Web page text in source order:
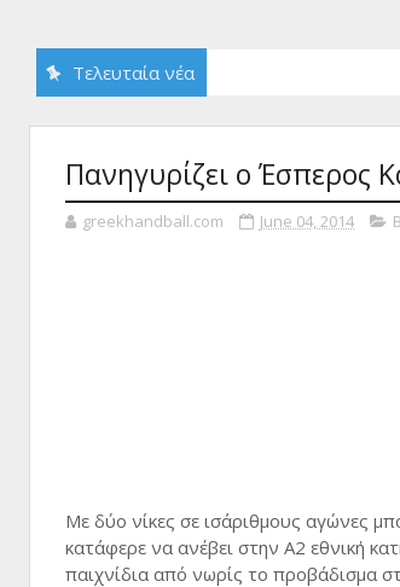
Τελευταία νέα
Πανηγυρίζει ο Έσπερος
greekhandball.com June 04, 2014
Με δύο νίκες σε ισάριθμους αγώνες
κατάφερε να ανέβει στην Α2 εθνική
παιχνίδια από νωρίς το προβάδισμα